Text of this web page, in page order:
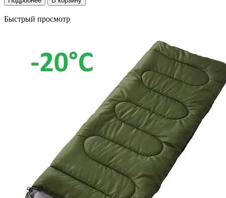
Быстрый просмотр